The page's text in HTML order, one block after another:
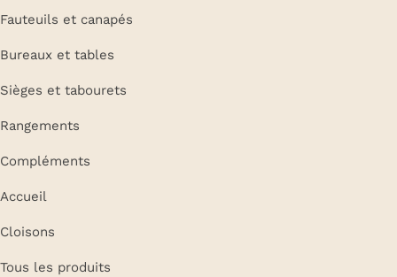
Fauteuils et canapés
Bureaux et tables
Sièges et tabourets
Rangements
Compléments
Accueil
Cloisons
Tous les produits